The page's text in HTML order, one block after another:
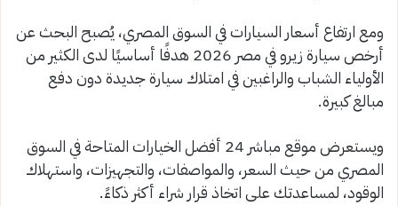
ومع ارتفاع أسعار السيارات في السوق المصري، يُصبح البحث عن
أرخص سيارة زيرو في مصر 2026 هدفًا أساسيًا لدى الكثير من
الأولياء الشباب والراغبين في امتلاك سيارة جديدة دون دفع
مبالغ كبيرة.
ويستعرض موقع مباشر 24 أفضل الخيارات المتاحة في السوق
المصري من حيث السعر، والمواصفات، والتجهيزات، واستهلاك
الوقود، لمساعدتك على اتخاذ قرار شراء أكثر ذكاءً.